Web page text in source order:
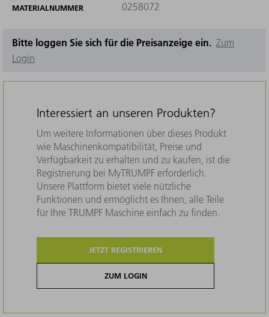
MATERIALNUMMER 0258072
Bitte loggen Sie sich für die Preisanzeige ein. Zum
Login
Interessiert an unseren Produkten?
Um weitere Informationen über dieses Produkt
wie Maschinenkompatibilität, Preise und
Verfügbarkeit zu erhalten und zu kaufen, ist die
Registrierung bei MyTRUMPF erforderlich.
Unsere Plattform bietet viele nützliche
Funktionen und ermöglicht es Ihnen, alle Teile
für Ihre TRUMPF Maschine einfach zu finden.
JETZT REGISTRIEREN
ZUM LOGIN